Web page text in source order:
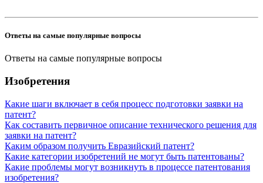
Ответы на самые популярные вопросы
Ответы на самые популярные вопросы
Изобретения
Какие шаги включает в себя процесс подготовки заявки на
патент?
Как составить первичное описание технического решения для
заявки на патент?
Каким образом получить Евразийский патент?
Какие категории изобретений не могут быть патентованы?
Какие проблемы могут возникнуть в процессе патентования
изобретения?